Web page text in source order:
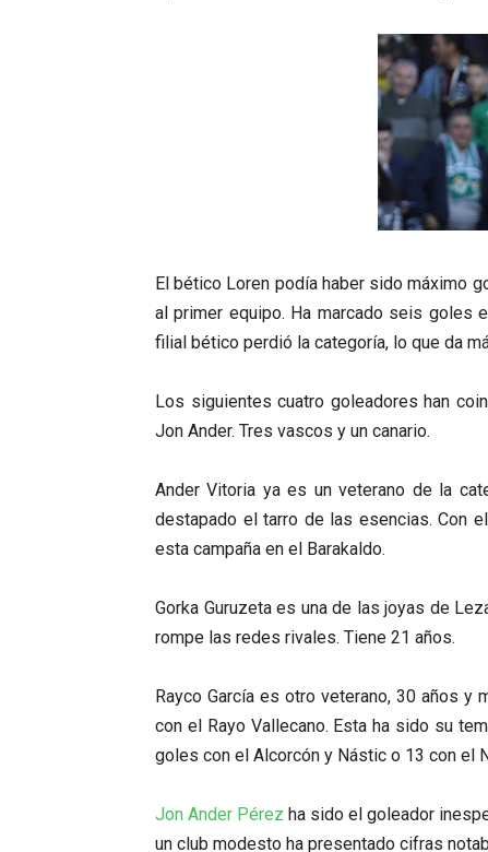
El bético Loren podía haber sido máximo
al primer equipo. Ha marcado seis goles
filial bético perdió la categoría, lo que da
Los siguientes cuatro goleadores han
Jon Ander. Tres vascos y un canario.
Ander Vitoria ya es un veterano de la
destapado el tarro de las esencias. Con
esta campaña en el Barakaldo.
Gorka Guruzeta es una de las joyas de
rompe las redes rivales. Tiene 21 años.
Rayco García es otro veterano, 30 años
con el Rayo Vallecano. Esta ha sido su
goles con el Alcorcón y Nástic o 13 con el
Jon Ander Pérez ha sido el goleador
un club modesto ha presentado cifras